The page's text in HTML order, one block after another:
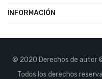
INFORMACIÓN
© 2020 Derechos de autor
Todos los derechos